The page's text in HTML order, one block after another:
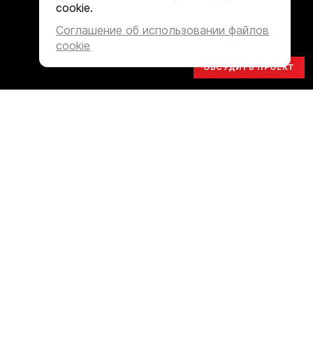
ОБСУДИТЬ ПРОЕКТ
cookie.
Соглашение об использовании файлов
cookie